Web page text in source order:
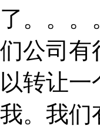
了。。
们公司有
以转让
我。我们